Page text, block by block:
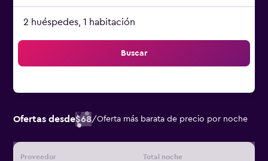
2 huéspedes, 1 habitación
Buscar
Ofertas desde$68/Oferta más barata de precio por noche
Proveedor Total noche